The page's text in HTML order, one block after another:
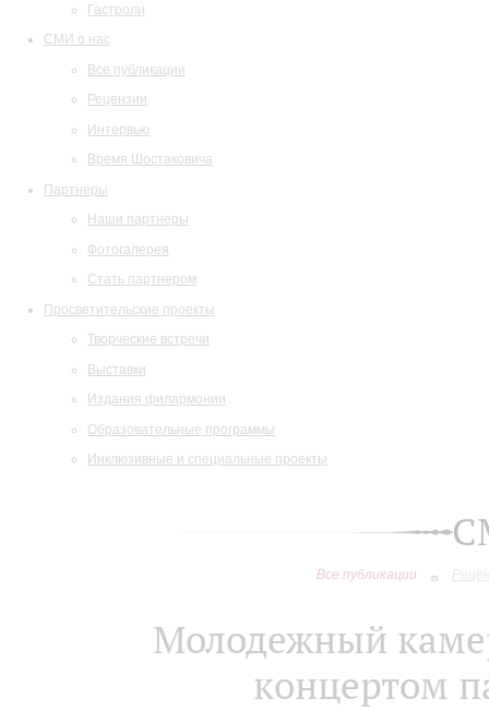
Гастроли
СМИ о нас
Все публикации
Рецензии
Интервью
Время Шостаковича
Партнеры
Наши партнеры
Фотогалерея
Стать партнером
Просветительские проекты
Творческие встречи
Выставки
Издания филармонии
Образовательные программы
Инклюзивные и специальные проекты
Все публикации
Молодежный
концертом